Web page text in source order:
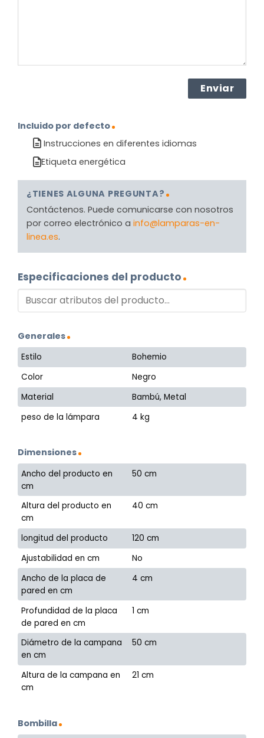
Incluido por defecto
Instrucciones en diferentes idiomas
Etiqueta energética
¿TIENES ALGUNA PREGUNTA?
Contáctenos. Puede comunicarse con nosotros
por correo electrónico a info@lamparas-en-
linea.es.
Especificaciones del producto
Generales
Estilo
Bohemio
Color
Negro
Material
Bambú, Metal
peso de la lámpara
4 kg
Dimensiones
Ancho del producto en
cm
50 cm
Altura del producto en
cm
40 cm
longitud del producto
120 cm
Ajustabilidad en cm
No
Ancho de la placa de
pared en cm
4 cm
Profundidad de la placa
de pared en cm
1 cm
Diámetro de la campana
en cm
50 cm
Altura de la campana en
cm
21 cm
Bombilla